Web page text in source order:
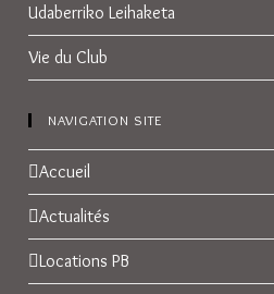
Udaberriko Leihaketa
Vie du Club
NAVIGATION SITE
Accueil
Actualités
Locations PB